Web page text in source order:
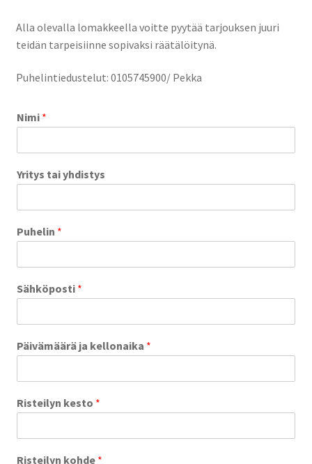
Alla olevalla lomakkeella voitte pyytää tarjouksen juuri
teidän tarpeisiinne sopivaksi räätälöitynä.
Puhelintiedustelut: 0105745900/ Pekka
Nimi *
Yritys tai yhdistys
Puhelin *
Sähköposti *
Päivämäärä ja kellonaika *
Risteilyn kesto *
Risteilyn kohde *